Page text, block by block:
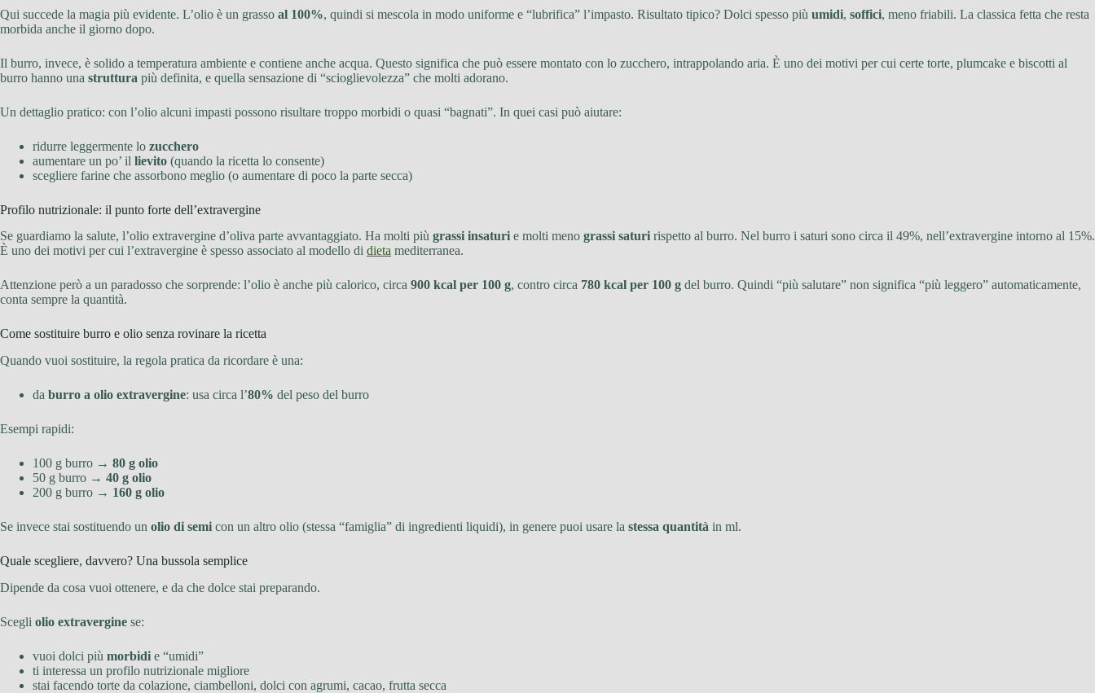
Qui succede la magia più evidente. L’olio è un grasso al 100%, quindi si mescola in modo uniforme e “lubrifica” l’impasto. Risultato tipico? Dolci spesso più umidi, soffici, meno friabili. La classica fetta che resta
morbida anche il giorno dopo.
Il burro, invece, è solido a temperatura ambiente e contiene anche acqua. Questo significa che può essere montato con lo zucchero, intrappolando aria. È uno dei motivi per cui certe torte, plumcake e biscotti al
burro hanno una struttura più definita, e quella sensazione di “scioglievolezza” che molti adorano.
Un dettaglio pratico: con l’olio alcuni impasti possono risultare troppo morbidi o quasi “bagnati”. In quei casi può aiutare:
ridurre leggermente lo zucchero
aumentare un po’ il lievito (quando la ricetta lo consente)
scegliere farine che assorbono meglio (o aumentare di poco la parte secca)
Profilo nutrizionale: il punto forte dell’extravergine
Se guardiamo la salute, l’olio extravergine d’oliva parte avvantaggiato. Ha molti più grassi insaturi e molti meno grassi saturi rispetto al burro. Nel burro i saturi sono circa il 49%, nell’extravergine intorno al 15%.
È uno dei motivi per cui l’extravergine è spesso associato al modello di dieta mediterranea.
Attenzione però a un paradosso che sorprende: l’olio è anche più calorico, circa 900 kcal per 100 g, contro circa 780 kcal per 100 g del burro. Quindi “più salutare” non significa “più leggero” automaticamente,
conta sempre la quantità.
Come sostituire burro e olio senza rovinare la ricetta
Quando vuoi sostituire, la regola pratica da ricordare è una:
da burro a olio extravergine: usa circa l’80% del peso del burro
Esempi rapidi:
100 g burro → 80 g olio
50 g burro → 40 g olio
200 g burro → 160 g olio
Se invece stai sostituendo un olio di semi con un altro olio (stessa “famiglia” di ingredienti liquidi), in genere puoi usare la stessa quantità in ml.
Quale scegliere, davvero? Una bussola semplice
Dipende da cosa vuoi ottenere, e da che dolce stai preparando.
Scegli olio extravergine se:
vuoi dolci più morbidi e “umidi”
ti interessa un profilo nutrizionale migliore
stai facendo torte da colazione, ciambelloni, dolci con agrumi, cacao, frutta secca